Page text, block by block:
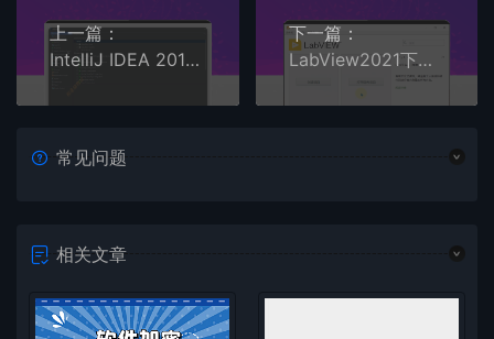
上一篇：
IntelliJ IDEA 2018下载安装教程
下一篇：
LabView2021下载安装教程
常见问题
相关文章